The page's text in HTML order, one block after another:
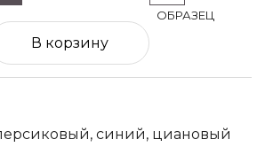
В корзину
синий, циановый